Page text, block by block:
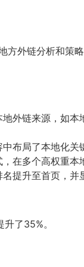
方外链分析和策
外链来源，如
布局了本地化关
在多个高权重本
提升至首页，并
了35%。